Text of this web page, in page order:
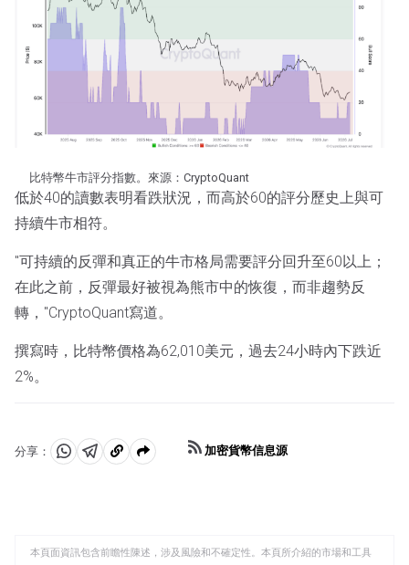
比特幣牛市評分指數。來源：CryptoQuant
低於40的讀數表明看跌狀況，而高於60的評分歷史上與可
持續牛市相符。
"可持續的反彈和真正的牛市格局需要評分回升至60以上；
在此之前，反彈最好被視為熊市中的恢復，而非趨勢反
轉，"CryptoQuant寫道。
撰寫時，比特幣價格為62,010美元，過去24小時內下跌近
2%。
分享：
分 分 複
加密貨幣信息源
本頁面資訊包含前瞻性陳述，涉及風險和不確定性。本頁所介紹的市場和工具